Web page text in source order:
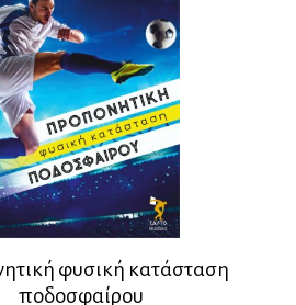
φυσική κατάσταση
ποδοσφαίρου